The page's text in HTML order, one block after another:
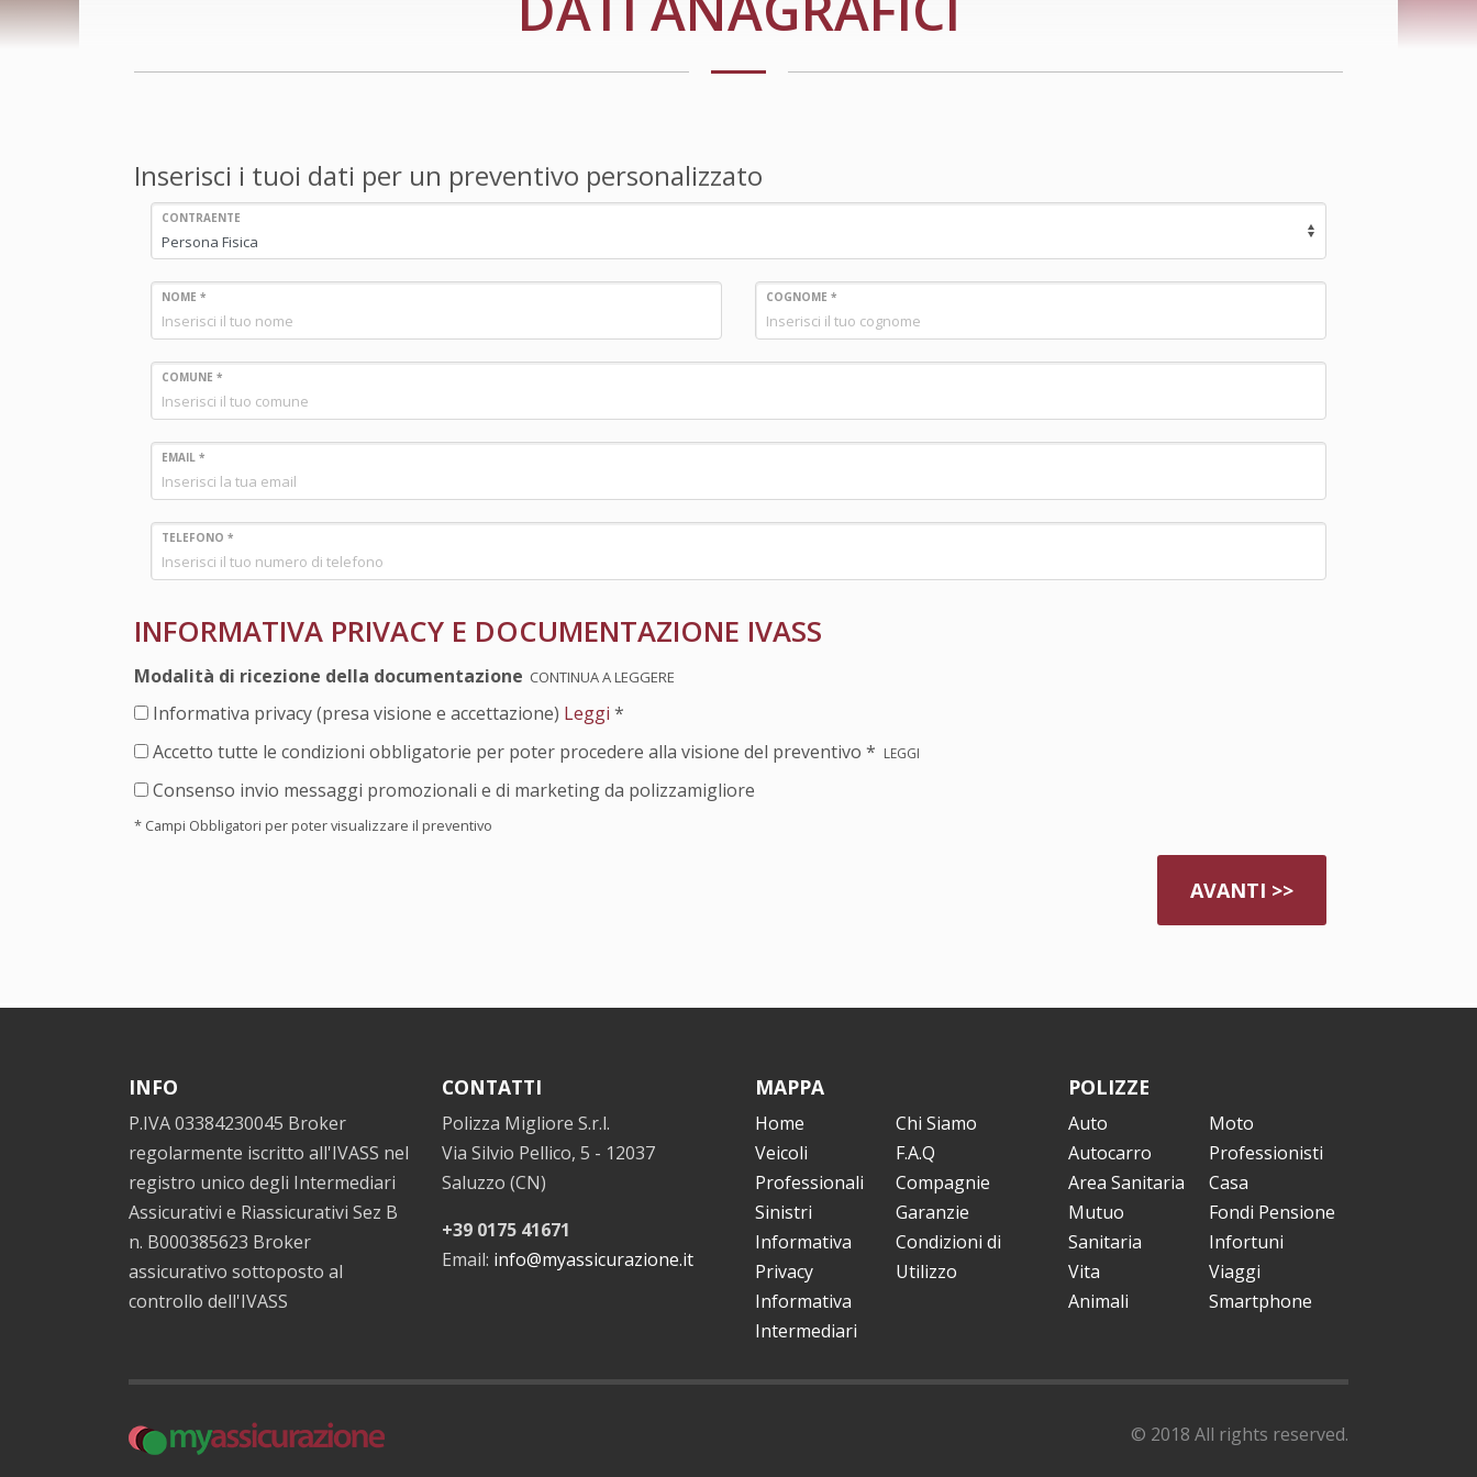
Inserisci i tuoi dati per un preventivo personalizzato
CONTRAENTE
NOME * COGNOME *
COMUNE *
EMAIL *
TELEFONO *
INFORMATIVA PRIVACY E DOCUMENTAZIONE IVASS
Modalità di ricezione della documentazione CONTINUA A LEGGERE
Informativa privacy (presa visione e accettazione) Leggi *
Accetto tutte le condizioni obbligatorie per poter procedere alla visione del preventivo * LEGGI
Consenso invio messaggi promozionali e di marketing da polizzamigliore
* Campi Obbligatori per poter visualizzare il preventivo
INFO
P.IVA 03384230045 Broker
regolarmente iscritto all'IVASS nel
registro unico degli Intermediari
Assicurativi e Riassicurativi Sez B
n. B000385623 Broker
assicurativo sottoposto al
controllo dell'IVASS
CONTATTI
Polizza Migliore S.r.l.
Via Silvio Pellico, 5 - 12037
Saluzzo (CN)
+39 0175 41671
Email: info@myassicurazione.it
MAPPA
Home
Chi Siamo
Veicoli
F.A.Q
Professionali
Compagnie
Sinistri
Garanzie
Informativa
Privacy
Condizioni di
Utilizzo
Informativa
Intermediari
POLIZZE
Auto
Moto
Autocarro
Professionisti
Area Sanitaria
Casa
Mutuo
Fondi Pensione
Sanitaria
Infortuni
Vita
Viaggi
Animali
Smartphone
© 2018 All rights reserved.